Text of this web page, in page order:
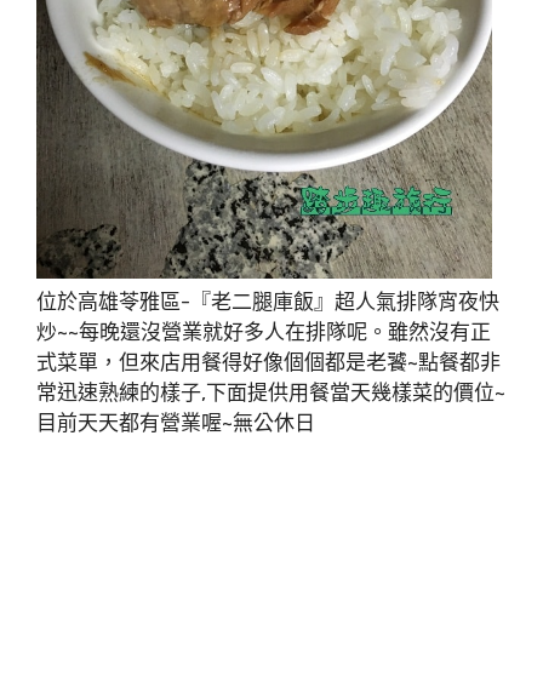
位於高雄苓雅區-『老二腿庫飯』超人氣排隊宵夜快
炒~~每晚還沒營業就好多人在排隊呢。雖然沒有正
式菜單，但來店用餐得好像個個都是老饕~點餐都非
常迅速熟練的樣子,下面提供用餐當天幾樣菜的價位~
目前天天都有營業喔~無公休日